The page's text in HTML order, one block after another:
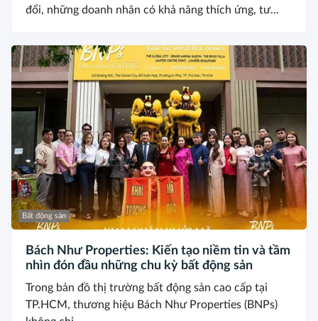
đổi, những doanh nhân có khả năng thích ứng, tư...
Bất động sản
Bách Như Properties: Kiến tạo niềm tin và tầm
nhìn đón đầu những chu kỳ bất động sản
Trong bản đồ thị trường bất động sản cao cấp tại
TP.HCM, thương hiệu Bách Như Properties (BNPs)